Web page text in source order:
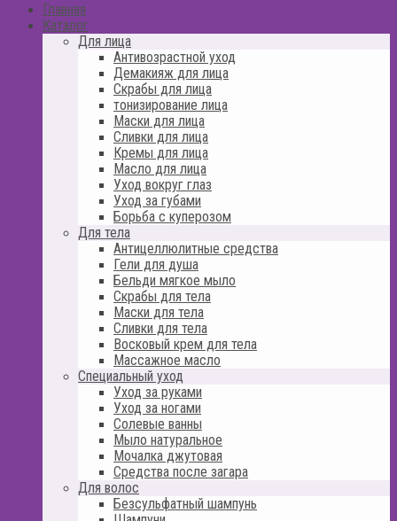
Главная
Каталог
Для лица
Антивозрастной уход
Демакияж для лица
Скрабы для лица
тонизирование лица
Маски для лица
Сливки для лица
Кремы для лица
Масло для лица
Уход вокруг глаз
Уход за губами
Борьба с куперозом
Для тела
Антицеллюлитные средства
Гели для душа
Бельди мягкое мыло
Скрабы для тела
Маски для тела
Сливки для тела
Восковый крем для тела
Массажное масло
Специальный уход
Уход за руками
Уход за ногами
Солевые ванны
Мыло натуральное
Мочалка джутовая
Средства после загара
Для волос
Безсульфатный шампунь